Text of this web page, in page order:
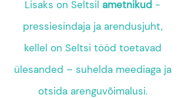
Lisaks on Seltsil ametnikud -
pressiesindaja ja arendusjuht,
kellel on Seltsi tööd toetavad
ülesanded – suhelda meediaga ja
otsida arenguvõimalusi.